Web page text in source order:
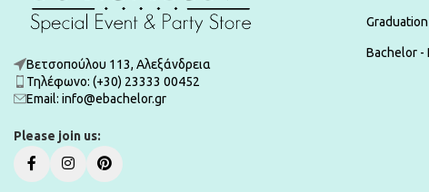
Βετσοπούλου 113, Αλεξάνδρεια
Τηλέφωνο: (+30) 23333 00452
Εmail: info@ebachelor.gr
Please join us:
Graduation
Bachelor -